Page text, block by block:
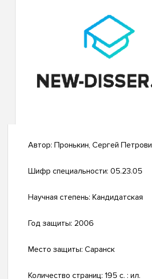
Автор: Пронькин, Сергей
Шифр специальности: 05.23.05
Научная степень: Кандидатская
Год защиты: 2006
Место защиты: Саранск
Количество страниц: 195 с. : ил.